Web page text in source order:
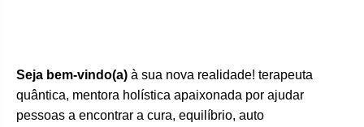
Seja bem-vindo(a) à sua nova realidade! terapeuta
quântica, mentora holística apaixonada por ajudar
pessoas a encontrar a cura, equilíbrio, auto